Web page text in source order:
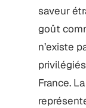
saveur
goût
n’existe
France.